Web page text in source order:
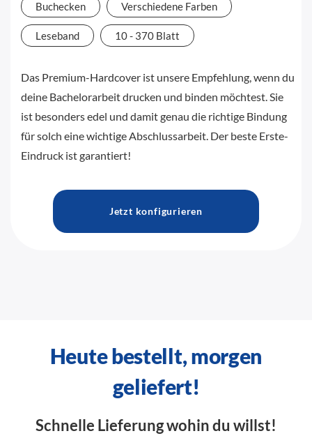
Buchecken Verschiedene Farben
Leseband 10 - 370 Blatt
Das Premium-Hardcover ist unsere Empfehlung, wenn du
deine Bachelorarbeit drucken und binden möchtest. Sie
ist besonders edel und damit genau die richtige Bindung
für solch eine wichtige Abschlussarbeit. Der beste Erste-
Eindruck ist garantiert!
Jetzt konfigurieren
Heute bestellt, morgen
geliefert!
Schnelle Lieferung wohin du willst!